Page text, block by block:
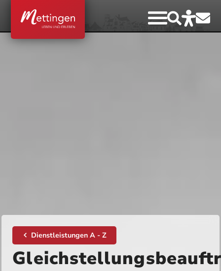
Dienstleistungen A - Z